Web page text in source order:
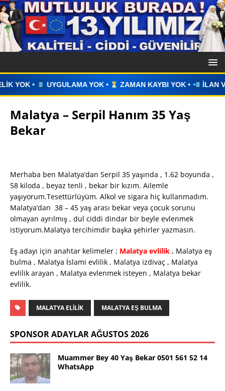
YOK • ZAMAN KAYBI YOK • İLAN VERİN • WHATSAPP
Malatya – Serpil Hanım 35 Yaş
Bekar
Merhaba ben Malatya’dan Serpil 35 yaşında , 1.62 boyunda ,
58 kiloda , beyaz tenli , bekar bir kızım. Ailemle
yaşıyorum.Tesettürlüyüm. Alkol ve sigara hiç kullanmadım.
Malatya’dan 38 – 45 yaş arası bekar veya çocuk sorunu
olmayan ayrılmış , dul ciddi dindar bir beyle evlenmek
istiyorum.Malatya tercihimdir başka şehirler yazmasın.
Eş adayı için anahtar kelimeler ; Malatya evlilik , Malatya eş
bulma , Malatya İslami evlilik , Malatya izdivaç , Malatya
evlilik arayan , Malatya evlenmek isteyen , Malatya bekar
evlilik.
MALATYA ELILIK MALATYA EŞ BULMA
SPONSOR ADAYLAR AĞUSTOS 2026
Muammer Bey 40 Yaş Bekar 0501 561 52 14
WhatsApp